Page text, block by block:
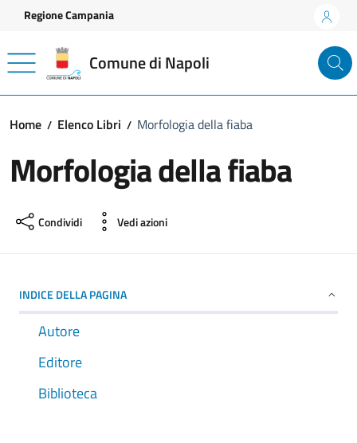
Vai ai contenuti
Vai al footer
Regione Campania
Comune di Napoli
Home Elenco Libri Morfologia della fiaba
Morfologia della fiaba
Condividi Vedi azioni
INDICE DELLA PAGINA
Autore
Editore
Biblioteca